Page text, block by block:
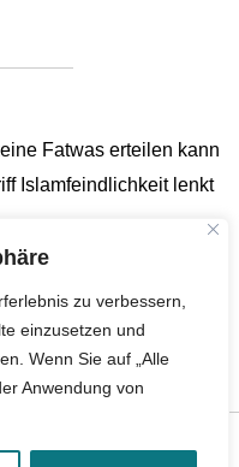
zu verbessern,
einzusetzen und
Wenn Sie auf „Alle
Anwendung von
Fatwas erteilen kann
Islamfeindlichkeit lenkt
kritische Schwelle für
Welt eine neue